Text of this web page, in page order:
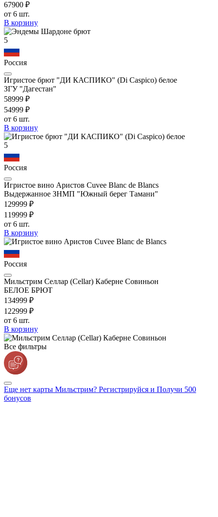
67900 ₽
от 6 шт.
В корзину
5
Россия
Игристое брют "ДИ КАСПИКО" (Di Caspico) белое
ЗГУ "Дагестан"
58999 ₽
54999 ₽
от 6 шт.
В корзину
5
Россия
Игристое вино Аристов Cuvee Blanc de Blancs
Выдержанное ЗНМП "Южный берег Тамани"
129999 ₽
119999 ₽
от 6 шт.
В корзину
Россия
Мильстрим Селлар (Cellar) Каберне Совиньон
БЕЛОЕ БРЮТ
134999 ₽
122999 ₽
от 6 шт.
В корзину
Все фильтры
Еще нет карты Мильстрим? Регистрируйся и Получи 500
бонусов